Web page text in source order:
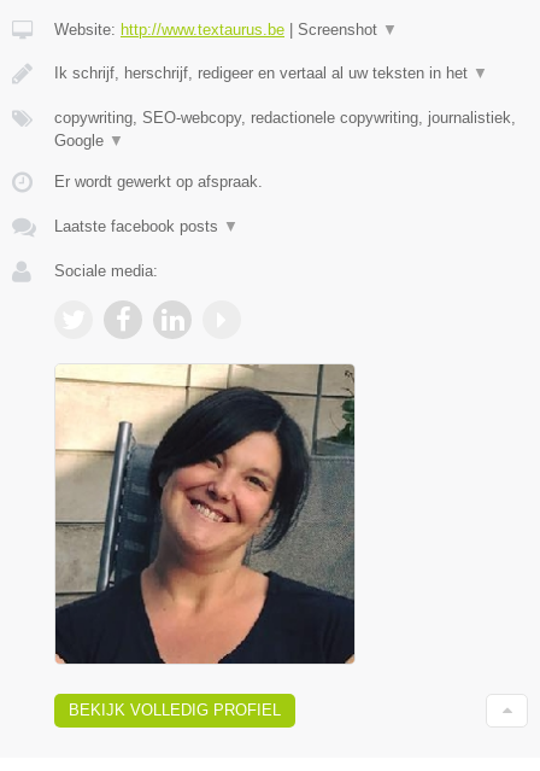
Website: http://www.textaurus.be Screenshot ▼
Ik schrijf, herschrijf, redigeer en vertaal al uw teksten in het ▼
copywriting, SEO-webcopy, redactionele copywriting, journalistiek,
Google ▼
Er wordt gewerkt op afspraak.
Laatste facebook posts ▼
Sociale media:
BEKIJK VOLLEDIG PROFIEL